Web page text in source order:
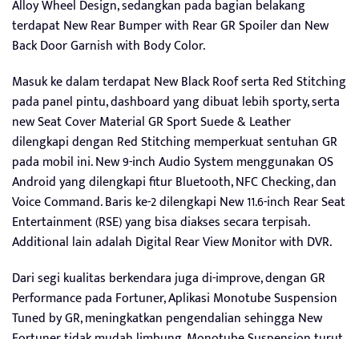
Alloy Wheel Design, sedangkan pada bagian belakang
terdapat New Rear Bumper with Rear GR Spoiler dan New
Back Door Garnish with Body Color.
Masuk ke dalam terdapat New Black Roof serta Red Stitching
pada panel pintu, dashboard yang dibuat lebih sporty, serta
new Seat Cover Material GR Sport Suede & Leather
dilengkapi dengan Red Stitching memperkuat sentuhan GR
pada mobil ini. New 9-inch Audio System menggunakan OS
Android yang dilengkapi fitur Bluetooth, NFC Checking, dan
Voice Command. Baris ke-2 dilengkapi New 11.6-inch Rear Seat
Entertainment (RSE) yang bisa diakses secara terpisah.
Additional lain adalah Digital Rear View Monitor with DVR.
Dari segi kualitas berkendara juga di-improve, dengan GR
Performance pada Fortuner, Aplikasi Monotube Suspension
Tuned by GR, meningkatkan pengendalian sehingga New